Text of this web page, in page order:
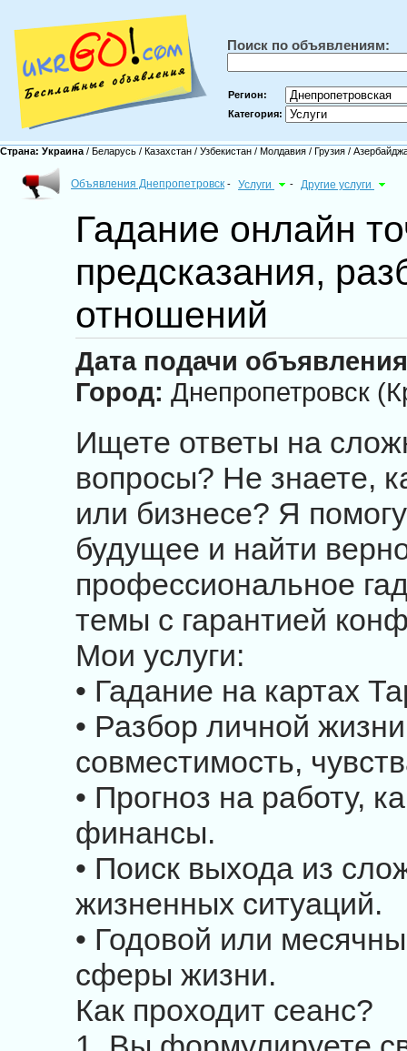
Поиск по объявлениям:
Регион:
Категория:
Страна: Украина / Беларусь / Казахстан / Узбекистан / Молдавия / Грузия /
Объявления Днепропетровск - Услуги - Другие услуги
Гадание онлайн
предсказания,
отношений
Дата подачи
Город: Днепропетровск
Ищете ответы на
вопросы? Не знаете,
или бизнесе? Я
будущее и найти
профессиональное
темы с гарантией
Мои услуги:
• Гадание на картах
• Разбор личной
совместимость,
• Прогноз на работу,
финансы.
• Поиск выхода из
жизненных ситуаций.
• Годовой или
сферы жизни.
Как проходит сеанс?